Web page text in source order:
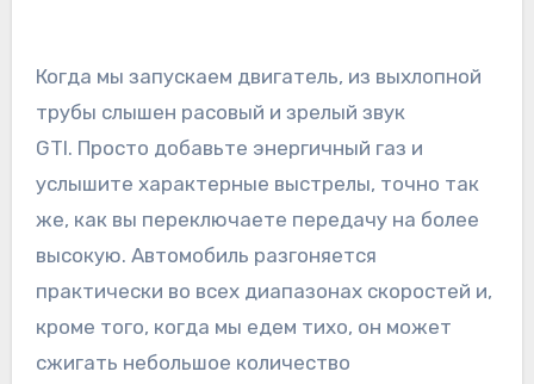
Когда мы запускаем двигатель, из выхлопной
трубы слышен расовый и зрелый звук
GTI. Просто добавьте энергичный газ и
услышите характерные выстрелы, точно так
же, как вы переключаете передачу на более
высокую. Автомобиль разгоняется
практически во всех диапазонах скоростей и,
кроме того, когда мы едем тихо, он может
сжигать небольшое количество